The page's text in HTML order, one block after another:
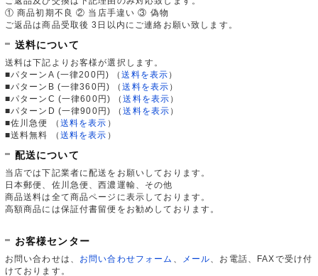
① 商品初期不良 ② 当店手違い ③ 偽物
ご返品は商品受取後 3日以内にご連絡お願い致します。
送料について
送料は下記よりお客様が選択します。
■パターンA (一律200円)
（送料を表示 ）
■パターンB (一律360円)
（送料を表示 ）
■パターンC (一律600円)
（送料を表示 ）
■パターンD (一律900円)
（送料を表示 ）
■佐川急便
（ 送料を表示 ）
■送料無料
（ 送料を表示 ）
配送について
当店では下記業者に配送をお願いしております。
日本郵便、佐川急便、西濃運輸、その他
商品送料は全て商品ページに表示しております。
高額商品には保証付書留便をお勧めしております。
お客様センター
お問い合わせは、 お問い合わせフォーム メール 、お電話、FAXで受け付
けております。